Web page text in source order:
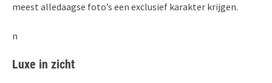
meest alledaagse foto’s een exclusief karakter krijgen.
n
Luxe in zicht